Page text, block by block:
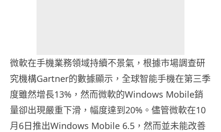
微軟在手機業務領域持續不景氣，根據巿場調查研
究機構Gartner的數據顯示，全球智能手機在第三季
度雖然增長13%，然而微軟的Windows Mobile銷
量卻出現嚴重下滑，幅度達到20%。儘管微軟在10
月6日推出Windows Mobile 6.5，然而並未能改善